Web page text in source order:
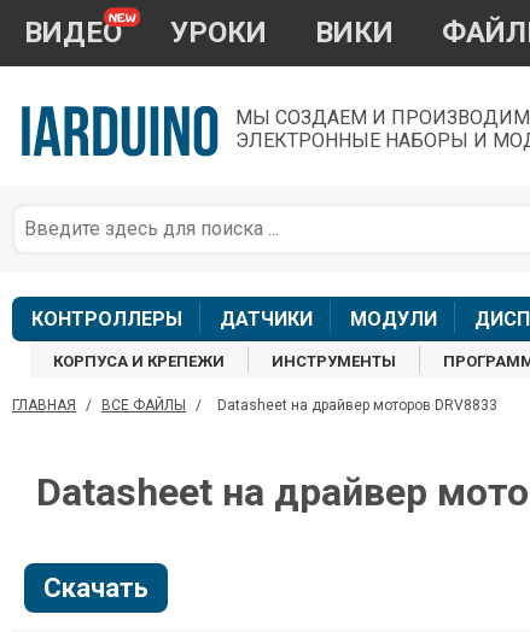
ВИДЕО УРОКИ ВИКИ
МЫ СОЗДАЕМ И ПРОИЗВОДИМ
ЭЛЕКТРОННЫЕ НАБОРЫ И
КОНТРОЛЛЕРЫ ДАТЧИКИ МОДУЛИ
КОРПУСА И КРЕПЕЖИ ИНСТРУМЕНТЫ
ГЛАВНАЯ / ВСЕ ФАЙЛЫ / Datasheet на драйвер моторов DRV8833
Datasheet на драйвер
Скачать